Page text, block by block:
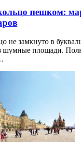
пешком:
не замкнуто в
шумные площади.